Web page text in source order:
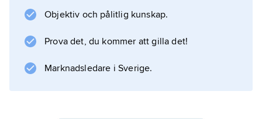
landets olika delar stort självstyre. Landet är
en
förbundsstat
regeringar. Delstaterna bestämmer till stor del
Objektiv och pålitlig kunskap.
Prova det, du kommer att gilla det!
Marknadsledare i Sverige.